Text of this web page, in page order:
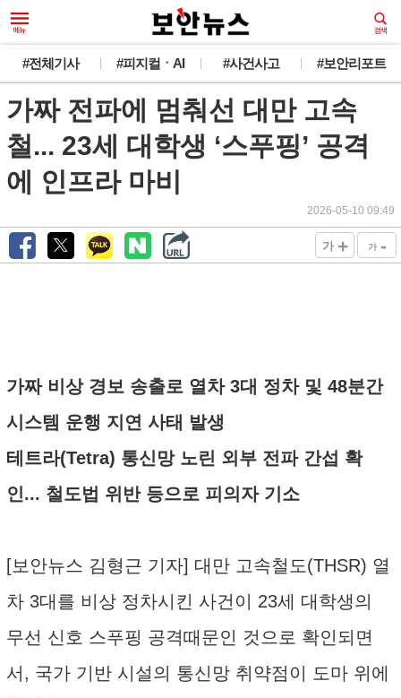
#전체기사 #피지컬ㆍAI #사건사고 #보안리포트
가짜 전파에 멈춰선 대만 고속
철... 23세 대학생 ‘스푸핑’ 공격
에 인프라 마비
2026-05-10 09:49
가 + 가 -
가짜 비상 경보 송출로 열차 3대 정차 및 48분간
시스템 운행 지연 사태 발생
테트라(Tetra) 통신망 노린 외부 전파 간섭 확
인... 철도법 위반 등으로 피의자 기소
[보안뉴스 김형근 기자] 대만 고속철도(THSR) 열
차 3대를 비상 정차시킨 사건이 23세 대학생의
무선 신호 스푸핑 공격때문인 것으로 확인되면
서, 국가 기반 시설의 통신망 취약점이 도마 위에